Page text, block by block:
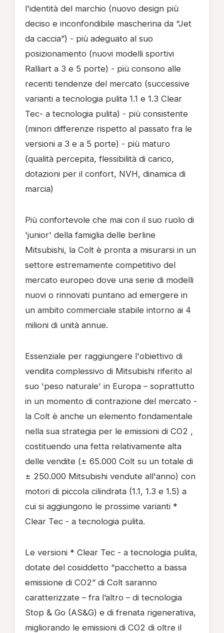
l'identità del marchio (nuovo design più
deciso e inconfondibile mascherina da “Jet
da caccia”) - più adeguato al suo
posizionamento (nuovi modelli sportivi
Ralliart a 3 e 5 porte) - più consono alle
recenti tendenze del mercato (successive
varianti a tecnologia pulita 1.1 e 1.3 Clear
Tec- a tecnologia pulita) - più consistente
(minori differenze rispetto al passato fra le
versioni a 3 e a 5 porte) - più maturo
(qualità percepita, flessibilità di carico,
dotazioni per il confort, NVH, dinamica di
marcia)
Più confortevole che mai con il suo ruolo di
'junior' della famiglia delle berline
Mitsubishi, la Colt è pronta a misurarsi in un
settore estremamente competitivo del
mercato europeo dove una serie di modelli
nuovi o rinnovati puntano ad emergere in
un ambito commerciale stabile intorno ai 4
milioni di unità annue.
Essenziale per raggiungere l'obiettivo di
vendita complessivo di Mitsubishi riferito al
suo 'peso naturale' in Europa – soprattutto
in un momento di contrazione del mercato -
la Colt è anche un elemento fondamentale
nella sua strategia per le emissioni di CO2 ,
costituendo una fetta relativamente alta
delle vendite (± 65.000 Colt su un totale di
± 250.000 Mitsubishi vendute all'anno) con
motori di piccola cilindrata (1.1, 1.3 e 1.5) a
cui si aggiungono le prossime varianti *
Clear Tec - a tecnologia pulita.
Le versioni * Clear Tec - a tecnologia pulita,
dotate del cosiddetto “pacchetto a bassa
emissione di CO2” di Colt saranno
caratterizzate – fra l’altro – di tecnologia
Stop & Go (AS&G) e di frenata rigenerativa,
migliorando le emissioni di CO2 di oltre il